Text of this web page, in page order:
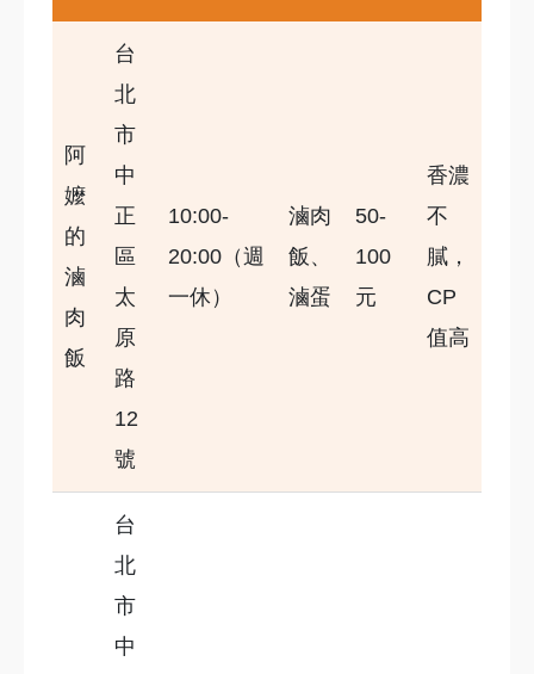
阿
嬤
的
滷
肉
飯
台
北
市
中
正
區
太
原
路
12
號
10:00-
20:00（週
一休）
滷肉
飯、
滷蛋
50-
100
元
香濃
不
膩，
CP
值高
台
北
市
中